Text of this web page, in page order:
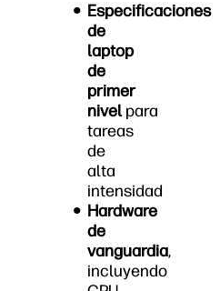
Especificaciones
de
laptop
de
primer
nivelpara
tareas
de
alta
intensidad
Hardware
de
vanguardia,
incluyendo